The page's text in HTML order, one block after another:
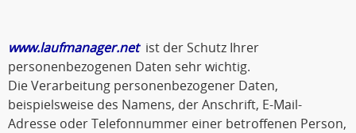
www.laufmanager.netist der Schutz Ihrer
personenbezogenen Daten sehr wichtig.
Die Verarbeitung personenbezogener Daten,
beispielsweise des Namens, der Anschrift, E-Mail-
Adresse oder Telefonnummer einer betroffenen Person,